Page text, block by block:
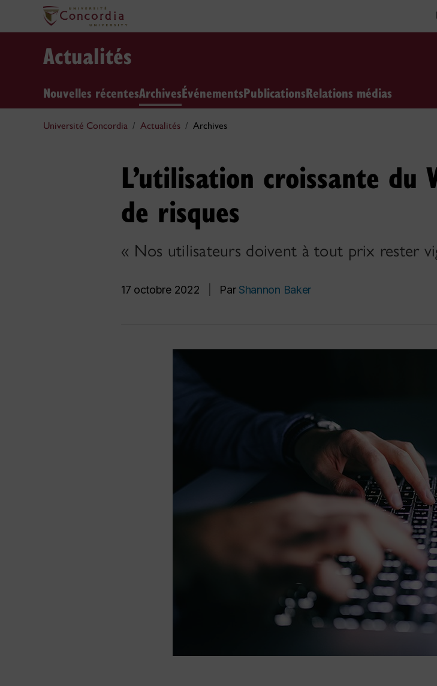
Actualités
Nouvelles récentesArchivesÉvénementsPublicationsRelations médias
Université Concordia Actualités Archives
L’utilisation croissante du
de risques
« Nos utilisateurs doivent à tout prix rester
17 octobre 2022 Par Shannon Baker